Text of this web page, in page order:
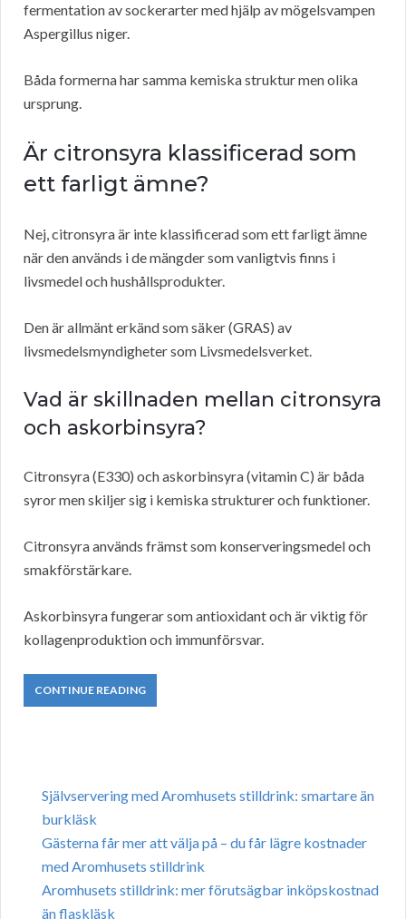
fermentation av sockerarter med hjälp av mögelsvampen
Aspergillus niger.
Båda formerna har samma kemiska struktur men olika
ursprung.
Är citronsyra klassificerad som
ett farligt ämne?
Nej, citronsyra är inte klassificerad som ett farligt ämne
när den används i de mängder som vanligtvis finns i
livsmedel och hushållsprodukter.
Den är allmänt erkänd som säker (GRAS) av
livsmedelsmyndigheter som Livsmedelsverket.
Vad är skillnaden mellan citronsyra
och askorbinsyra?
Citronsyra (E330) och askorbinsyra (vitamin C) är båda
syror men skiljer sig i kemiska strukturer och funktioner.
Citronsyra används främst som konserveringsmedel och
smakförstärkare.
Askorbinsyra fungerar som antioxidant och är viktig för
kollagenproduktion och immunförsvar.
CONTINUE READING
Självservering med Aromhusets stilldrink: smartare än
burkläsk
Gästerna får mer att välja på – du får lägre kostnader
med Aromhusets stilldrink
Aromhusets stilldrink: mer förutsägbar inköpskostnad
än flaskläsk